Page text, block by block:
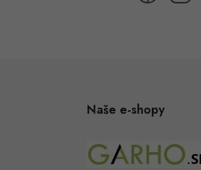
Naše e-shopy